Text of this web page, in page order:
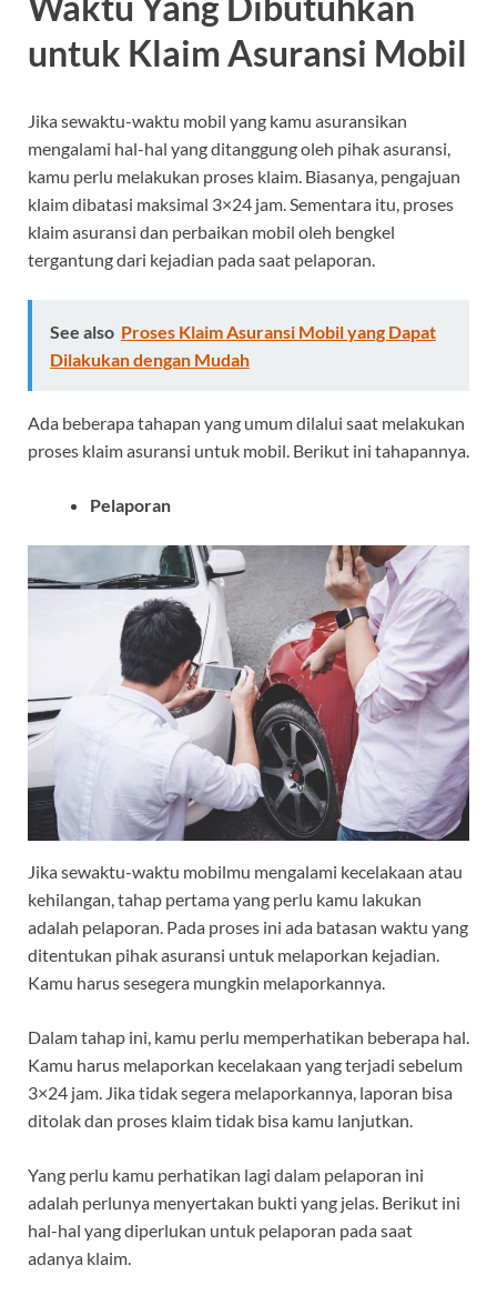
untuk Klaim Asuransi Mobil
Jika sewaktu-waktu mobil yang kamu asuransikan
mengalami hal-hal yang ditanggung oleh pihak asuransi,
kamu perlu melakukan proses klaim. Biasanya, pengajuan
klaim dibatasi maksimal 3×24 jam. Sementara itu, proses
klaim asuransi dan perbaikan mobil oleh bengkel
tergantung dari kejadian pada saat pelaporan.
See also Proses Klaim Asuransi Mobil yang Dapat
Dilakukan dengan Mudah
Ada beberapa tahapan yang umum dilalui saat melakukan
proses klaim asuransi untuk mobil. Berikut ini tahapannya.
Pelaporan
Jika sewaktu-waktu mobilmu mengalami kecelakaan atau
kehilangan, tahap pertama yang perlu kamu lakukan
adalah pelaporan. Pada proses ini ada batasan waktu yang
ditentukan pihak asuransi untuk melaporkan kejadian.
Kamu harus sesegera mungkin melaporkannya.
Dalam tahap ini, kamu perlu memperhatikan beberapa hal.
Kamu harus melaporkan kecelakaan yang terjadi sebelum
3×24 jam. Jika tidak segera melaporkannya, laporan bisa
ditolak dan proses klaim tidak bisa kamu lanjutkan.
Yang perlu kamu perhatikan lagi dalam pelaporan ini
adalah perlunya menyertakan bukti yang jelas. Berikut ini
hal-hal yang diperlukan untuk pelaporan pada saat
adanya klaim.